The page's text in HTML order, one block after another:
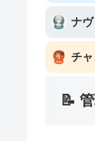
ナヴ
チャ
📝